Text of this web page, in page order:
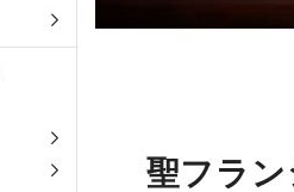
聖フラ